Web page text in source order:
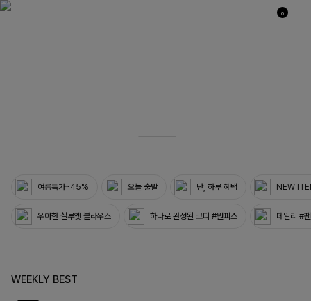
0
여름특가~45% 오늘 출발 단, 하루 혜택 NEW
우아한 실루엣 블라우스 하나로 완성된 코디 #원피스 데일리 #
WEEKLY BEST